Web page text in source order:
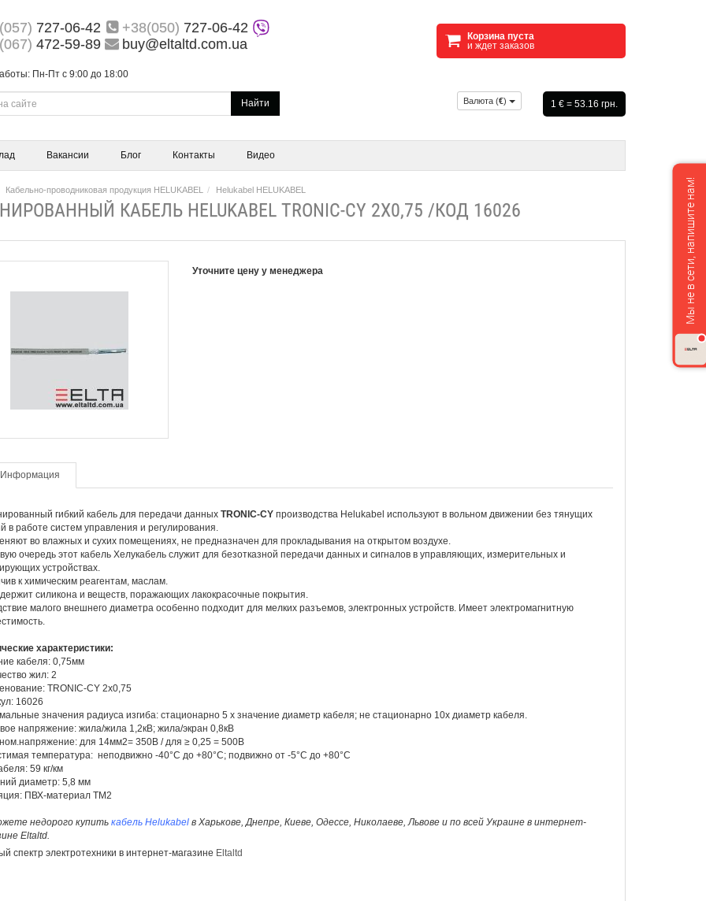
727-06-42 +38(050) 727-06-42
472-59-89 buy@eltaltd.com.ua
Пн-Пт с 9:00 до 18:00
Корзина пуста
и ждет заказов
Найти Валюта (€) 1 € = 53.16 грн.
Вакансии Блог Контакты Видео
Кабельно-проводниковая продукция HELUKABEL Helukabel HELUKABEL
КАБЕЛЬ HELUKABEL TRONIC-CY 2Х0,75 /КОД 16026
Уточните цену у менеджера
Информация
гибкий кабель для передачи данных TRONIC-CYпроизводства Helukabel используют в вольном движении без тянущих
в работе систем управления и регулирования.
во влажных и сухих помещениях, не предназначен для прокладывания на открытом воздухе.
очередь этот кабель Хелукабель служит для безотказной передачи данных и сигналов в управляющих, измерительных и
устройствах.
к химическим реагентам, маслам.
силикона и веществ, поражающих лакокрасочные покрытия.
малого внешнего диаметра особенно подходит для мелких разъемов, электронных устройств. Имеет электромагнитную
характеристики:
кабеля: 0,75мм
жил: 2
TRONIC-CY 2х0,75
16026
значения радиуса изгиба: стационарно 5 х значение диаметр кабеля; не стационарно 10х диаметр кабеля.
напряжение: жила/жила 1,2кВ; жила/экран 0,8кВ
для 14мм2= 350В / для ≥ 0,25 = 500В
температура: неподвижно -40°С до +80°С; подвижно от -5°С до +80°С
59 кг/км
диаметр: 5,8 мм
ПВХ-материал ТМ2
недорого купитькабель Helukabel в Харькове, Днепре, Киеве, Одессе, Николаеве, Львове и по всей Украине в интернет-
Eltaltd.
спектр электротехники в интернет-магазине Eltaltd
Мы не в сети, напишите нам!